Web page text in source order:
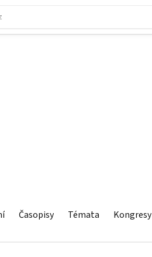
Časopisy Témata Kongresy